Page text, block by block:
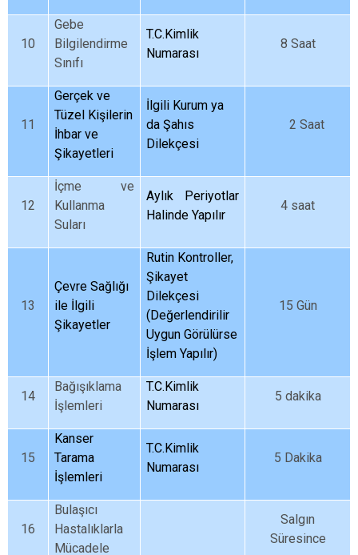
10
Gebe
Bilgilendirme
Sınıfı
T.C.Kimlik
Numarası
8 Saat
11
Gerçek ve
Tüzel Kişilerin
İhbar ve
Şikayetleri
İlgili Kurum ya
da Şahıs
Dilekçesi
2 Saat
12
İçme ve
Kullanma
Suları
Aylık Periyotlar
Halinde Yapılır
4 saat
13
Çevre Sağlığı
ile İlgili
Şikayetler
Rutin Kontroller,
Şikayet
Dilekçesi
(Değerlendirilir
Uygun Görülürse
İşlem Yapılır)
15 Gün
14
Bağışıklama
İşlemleri
T.C.Kimlik
Numarası
5 dakika
15
Kanser
Tarama
İşlemleri
T.C.Kimlik
Numarası
5 Dakika
16
Bulaşıcı
Hastalıklarla
Mücadele
Salgın
Süresince